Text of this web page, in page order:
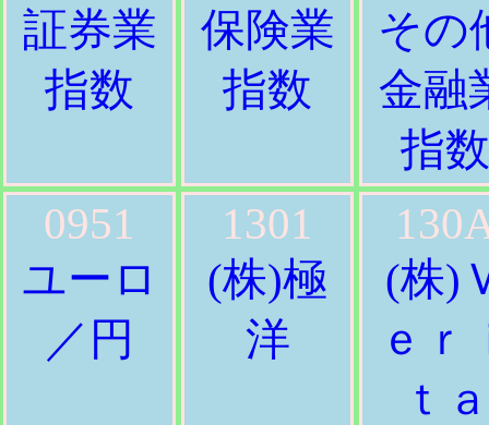
証券業
指数
保険業
指数
その
金融
指
0951
ユーロ
／円
1301
(株)極
洋
(株)
ｅｒ
ｔ